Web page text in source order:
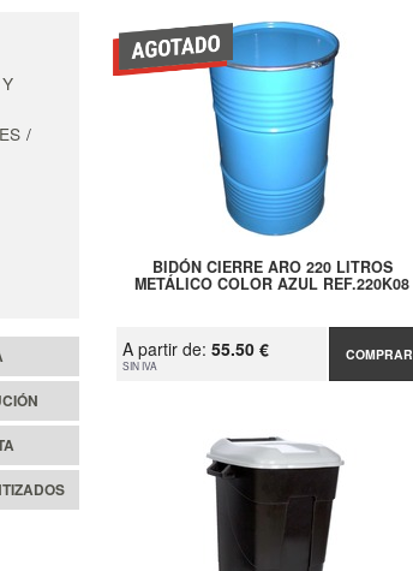
BIDÓN CIERRE ARO 220 LITROS
METÁLICO COLOR AZUL REF.220K08
A partir de: 55.50 €
SIN IVA
COMPRAR